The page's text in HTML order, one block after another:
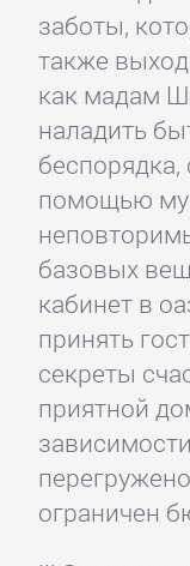
заботы,
также
как мадам
наладить
беспорядка,
помощью
базовых
кабинет в
принять
секреты
приятной
ограничен